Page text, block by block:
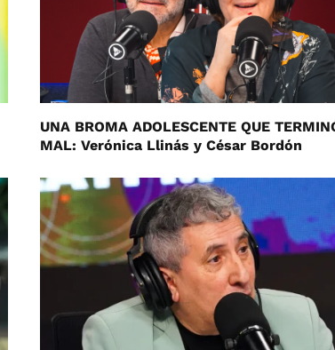
UNA BROMA ADOLESCENTE QUE
MAL: Verónica Llinás y César Bordón